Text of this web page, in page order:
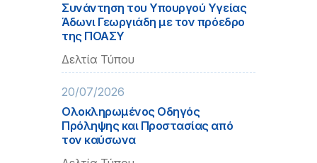
Συνάντηση του Υπουργού Υγείας
Άδωνι Γεωργιάδη με τον πρόεδρο
της ΠΟΑΣΥ
Δελτία Τύπου
20/07/2026
Ολοκληρωμένος Οδηγός
Πρόληψης και Προστασίας από
τον καύσωνα